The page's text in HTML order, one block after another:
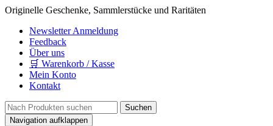
Originelle Geschenke, Sammlerstücke und Raritäten
Newsletter Anmeldung
Feedback
Über uns
🛒 Warenkorb / Kasse
Mein Konto
Kontakt
Navigation aufklappen